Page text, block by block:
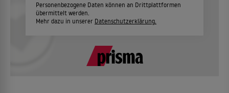
Personenbezogene Daten können an Drittplattformen
übermittelt werden.
Mehr dazu in unserer Datenschutzerklärung.